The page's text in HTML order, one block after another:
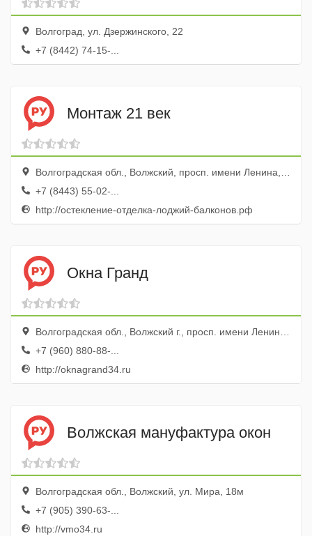
Волгоград, ул. Дзержинского, 22
+7 (8442) 74-15-...
Монтаж 21 век
Волгоградская обл., Волжский, просп. имени Ленина, 308г
+7 (8443) 55-02-...
http://остекление-отделка-лоджий-балконов.рф
Окна Гранд
Волгоградская обл., Волжский г., просп. имени Ленина, 67
+7 (960) 880-88-...
http://oknagrand34.ru
Волжская мануфактура окон
Волгоградская обл., Волжский, ул. Мира, 18м
+7 (905) 390-63-...
http://vmo34.ru